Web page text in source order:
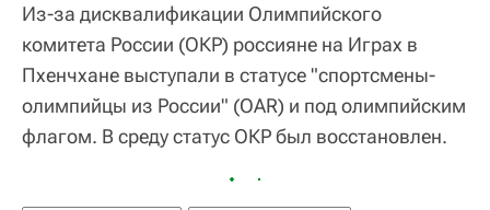
Из-за дисквалификации Олимпийского
комитета России (ОКР) россияне на Играх в
Пхенчхане выступали в статусе "спортсмены-
олимпийцы из России" (OAR) и под олимпийским
флагом. В среду статус ОКР был восстановлен.